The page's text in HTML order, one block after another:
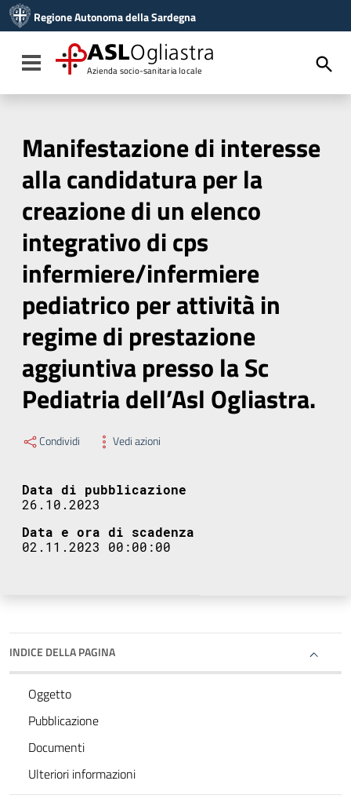
Vai al menu di navigazione
Vai al footer
Regione Autonoma della Sardegna
Toggle navigation
ASLOgliastra
Azienda socio-sanitaria locale
Manifestazione di interesse
alla candidatura per la
creazione di un elenco
integrativo di cps
infermiere/infermiere
pediatrico per attività in
regime di prestazione
aggiuntiva presso la Sc
Pediatria dell’Asl Ogliastra.
Condividi Vedi azioni
Data di pubblicazione
26.10.2023
Data e ora di scadenza
02.11.2023 00:00:00
INDICE DELLA PAGINA
Oggetto
Pubblicazione
Documenti
Ulteriori informazioni